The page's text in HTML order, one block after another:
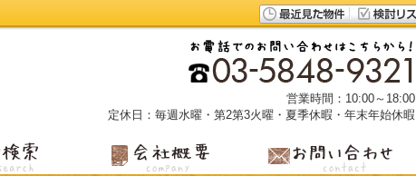
営業時間：10:00～18:00
定休日：毎週水曜・第2第3火曜・夏季休暇・年末年始休暇